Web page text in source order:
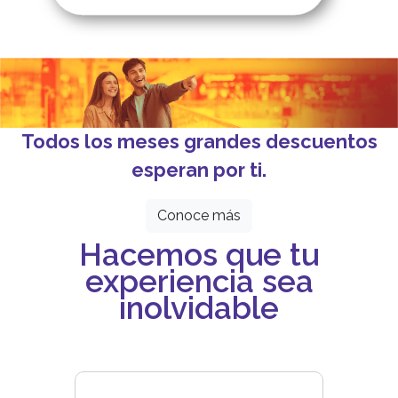
Todos los meses grandes descuentos
esperan por ti.
Conoce más
Hacemos que tu
experiencia sea
inolvidable